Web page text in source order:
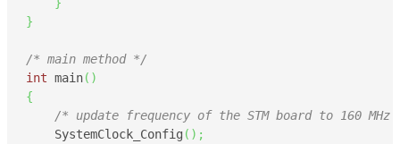
}
/* main method */
int main( )
{
/* update frequency of the STM board to 160 MHz
    SystemClock_Config
( ) ;